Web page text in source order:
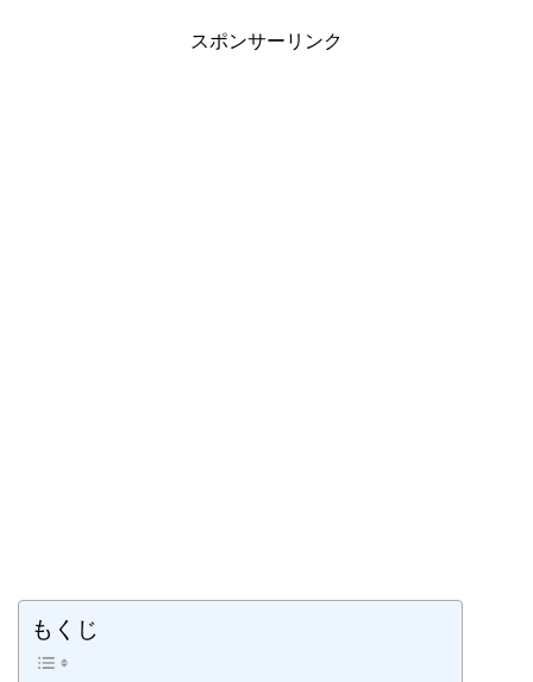
スポンサーリンク
もくじ